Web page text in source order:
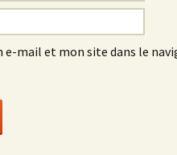
mail et mon site dans le